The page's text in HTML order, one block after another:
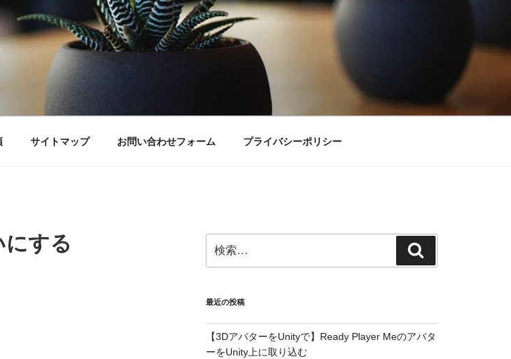
サイトマップ お問い合わせフォーム プライバシーポリシー
にする
索:
索
最近の投稿
【3DアバターをUnityで】Ready Player Meのアバタ
ーをUnity上に取り込む